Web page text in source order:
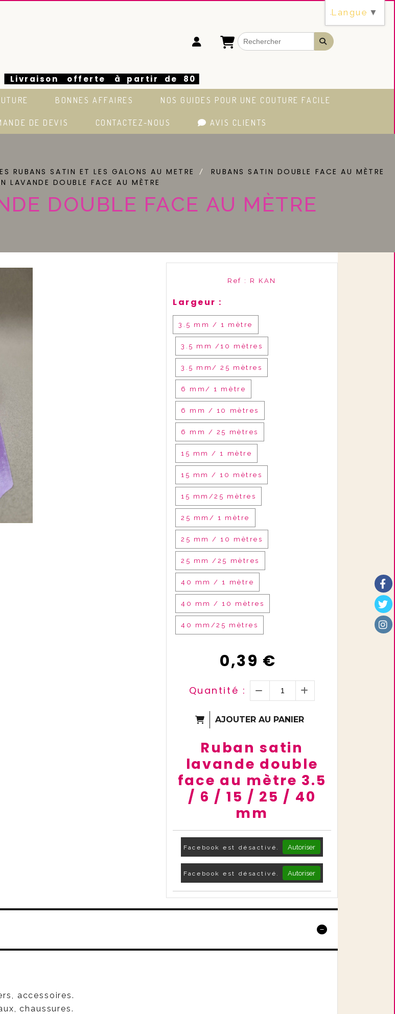
Livraison offerte à partir de 80
euros en France
BONNES AFFAIRES NOS GUIDES POUR UNE COUTURE FACILE
DE DEVIS CONTACTEZ-NOUS AVIS CLIENTS
RUBANS SATIN ET LES GALONS AU METRE
RUBANS SATIN DOUBLE FACE AU MÈTRE
LAVANDE DOUBLE FACE AU MÈTRE
DOUBLE FACE AU MÈTRE
Ref : R KAN
Largeur :
3.5 mm / 1 mètre
3.5 mm /10 mètres
3.5 mm/ 25 mètres
6 mm/ 1 mètre
6 mm / 10 mètres
6 mm / 25 mètres
15 mm / 1 mètre
15 mm / 10 mètres
15 mm/25 mètres
25 mm/ 1 mètre
25 mm / 10 mètres
25 mm /25 mètres
40 mm / 1 mètre
40 mm / 10 mètres
40 mm/25 mètres
0,39 €
Quantité :
AJOUTER AU PANIER
Ruban satin
lavande double
face au mètre 3.5
/ 6 / 15 / 25 / 40
mm
Facebook est désactivé. Autoriser
Facebook est désactivé. Autoriser
accessoires.
chaussures.
Langue ▼